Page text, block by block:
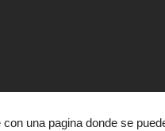
una pagina donde se